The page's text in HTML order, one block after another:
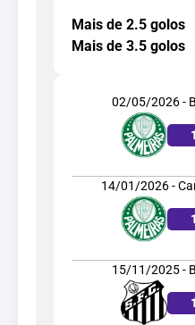
Mais de 2.5 golos
Mais de 3.5 golos
02/05/2026 -
1
14/01/2026 -
1
15/11/2025 -
1